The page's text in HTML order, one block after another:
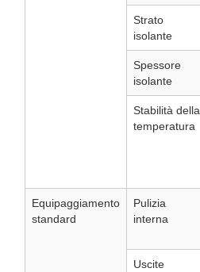
Strato
isolante
Spessore
isolante
Stabilità della
temperatura
Equipaggiamento
standard
Pulizia
interna
Uscite